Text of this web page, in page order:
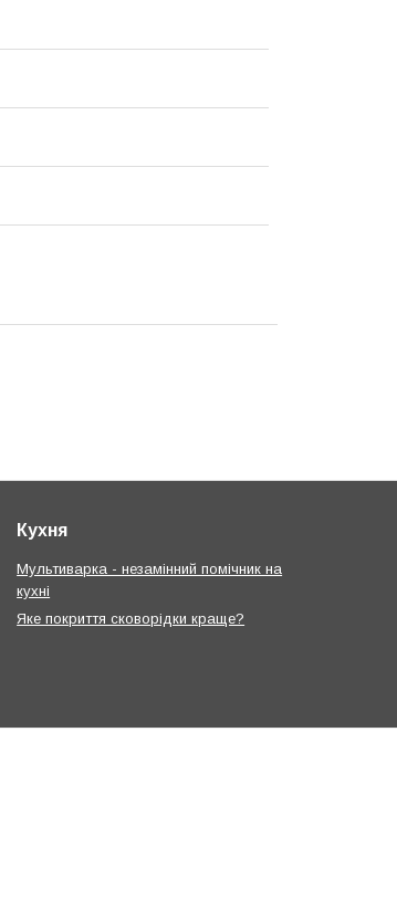
Кухня
Мультиварка - незамінний помічник на
кухні
Яке покриття сковорідки краще?